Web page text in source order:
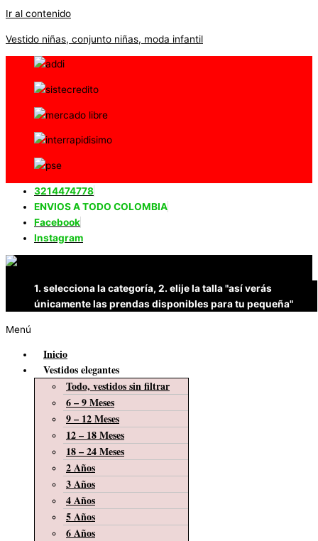
Ir al contenido
Vestido niñas, conjunto niñas, moda infantil
3214474778
ENVIOS A TODO COLOMBIA
Facebook
Instagram
1. selecciona la categoría, 2. elije la talla "así verás
únicamente las prendas disponibles para tu pequeña"
Menú
Inicio
Vestidos elegantes
Todo, vestidos sin filtrar
6 – 9 Meses
9 – 12 Meses
12 – 18 Meses
18 – 24 Meses
2 Años
3 Años
4 Años
5 Años
6 Años